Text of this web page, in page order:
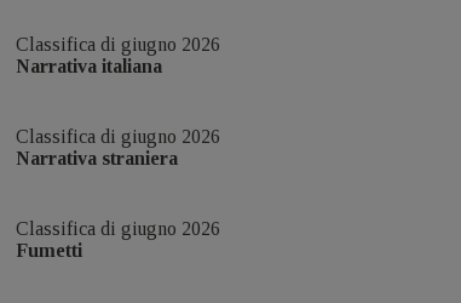
Classifica di giugno 2026
Narrativa italiana
Classifica di giugno 2026
Narrativa straniera
Classifica di giugno 2026
Fumetti